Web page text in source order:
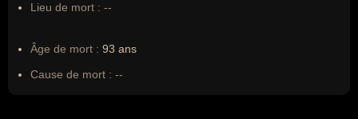
Lieu de mort : --
Âge de mort : 93 ans
Cause de mort : --